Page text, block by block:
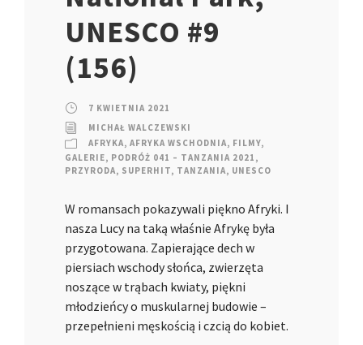
UNESCO #9
(156)
7 KWIETNIA 2021
MICHAŁ WALCZEWSKI
AFRYKA, AFRYKA WSCHODNIA, FILMY,
GALERIE, PODRÓŻ 041 – TANZANIA 2021 ,
PRZYRODA, SUPERHIT, TANZANIA, UNESCO
W romansach pokazywali piękno Afryki. I
nasza Lucy na taką właśnie Afrykę była
przygotowana. Zapierające dech w
piersiach wschody słońca, zwierzęta
noszące w trąbach kwiaty, piękni
młodzieńcy o muskularnej budowie –
przepełnieni męskością i czcią do kobiet.